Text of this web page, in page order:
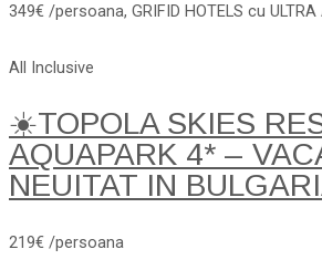
349€ /persoana, GRIFID HOTELS cu ULTRA
All Inclusive
☀️TOPOLA SKIES
AQUAPARK 4* –
NEUITAT IN
219€ /persoana